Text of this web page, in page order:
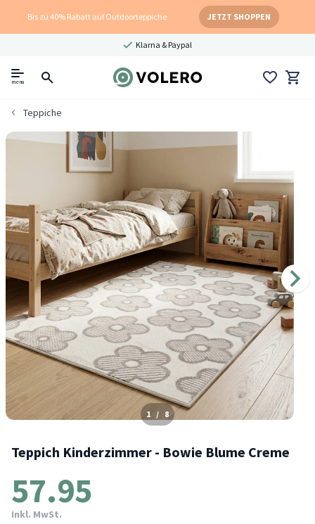
Bis zu 40% Rabatt auf Outdoorteppiche JETZT SHOPPEN
Klarna & Paypal
menu
Teppiche
1 / 8
Teppich Kinderzimmer - Bowie Blume Creme
57.95
Inkl. MwSt.